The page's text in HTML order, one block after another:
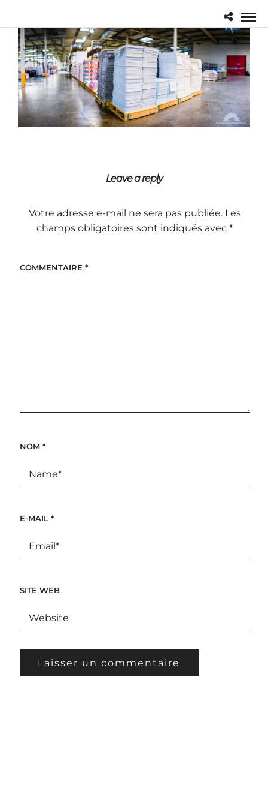
Leave a reply
Votre adresse e-mail ne sera pas publiée. Les
champs obligatoires sont indiqués avec*
COMMENTAIRE *
NOM *
E-MAIL *
SITE WEB